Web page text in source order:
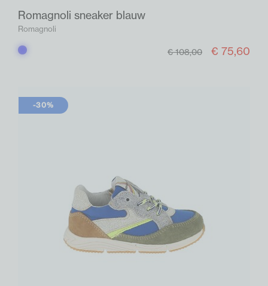
Romagnoli sneaker blauw
Romagnoli
Blauw € 108,00 € 75,60
-30%